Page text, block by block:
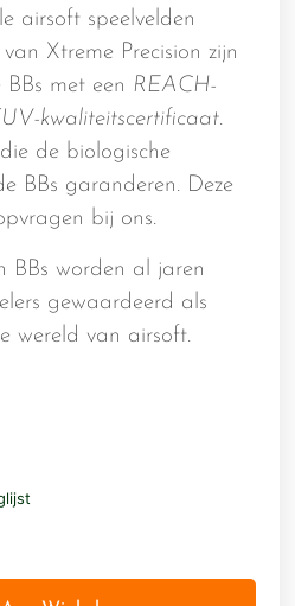
airsoft speelvelden
Xtreme Precision zijn
met een REACH-
kwaliteitscertificaat.
de biologische
BBs garanderen. Deze
bij ons.
BBs worden al jaren
gewaardeerd als
wereld van airsoft.